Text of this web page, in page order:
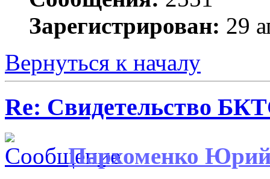
Зарегистрирован: 29
Вернуться к началу
Re: Свидетельство
Пархоменко